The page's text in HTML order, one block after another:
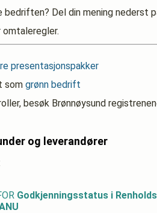
bedriften? Del din mening nederst
omtaleregler.
presentasjonspakker
som grønn bedrift
besøk Brønnøysund
og leverandører
Godkjenningsstatus i